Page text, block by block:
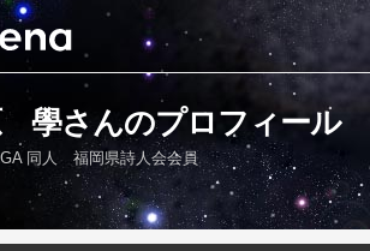
學さんのプロフィール
同人 福岡県詩人会会員